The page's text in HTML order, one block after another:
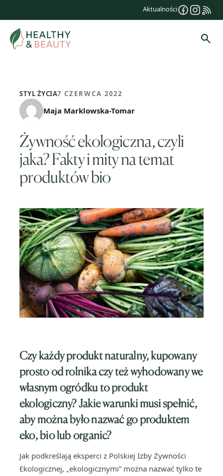
treści
Aktualności
STYL ŻYCIA7 CZERWCA 2022
Maja Marklowska-Tomar
Żywność ekologiczna, czyli
jaka? Fakty i mity na temat
produktów bio
Czy każdy produkt naturalny, kupowany
prosto od rolnika czy też wyhodowany we
własnym ogródku to produkt
ekologiczny? Jakie warunki musi spełnić,
aby można było nazwać go produktem
eko, bio lub organic?
Jak podkreślają eksperci z Polskiej Izby Żywności
Ekologicznej, „ekologicznymi” można nazwać tylko te